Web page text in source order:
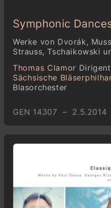
Symphonic
Werke von Dvorák,
Strauss, Tschaikowski
Thomas Clamor Dirigent
Sächsische
Blasorchester
GEN 14307 – 2.5.2014